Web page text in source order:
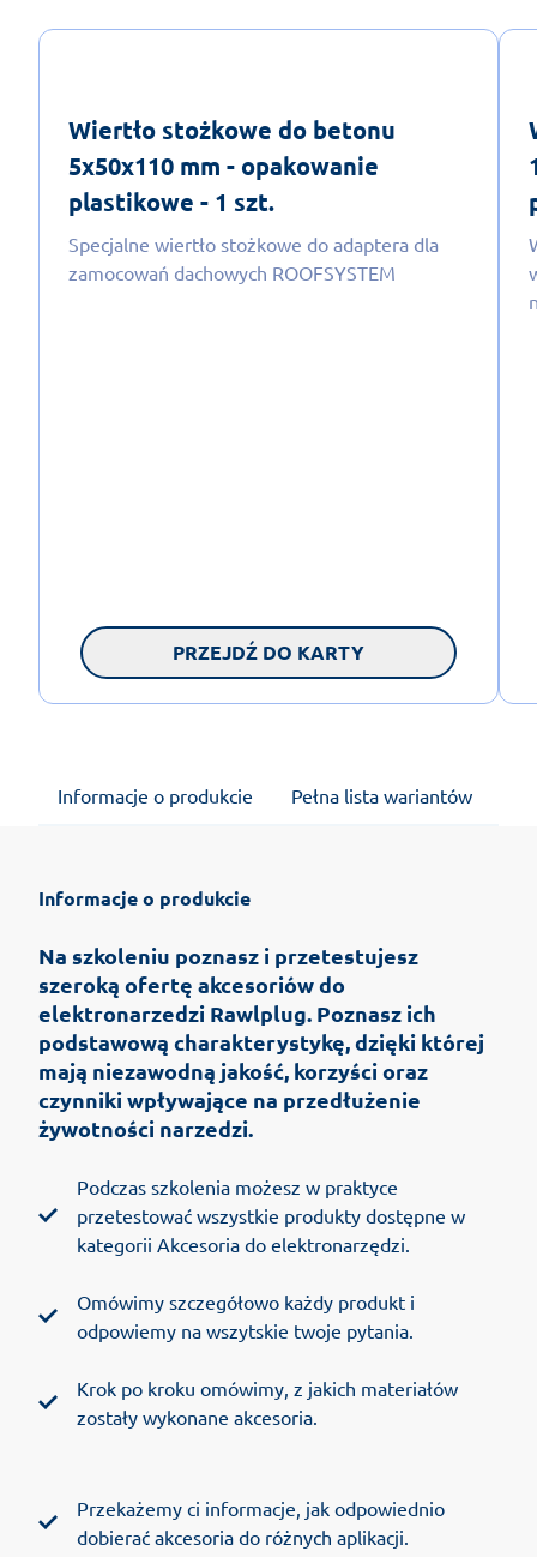
Wiertło stożkowe do betonu
5x50x110 mm - opakowanie
plastikowe - 1 szt.
Specjalne wiertło stożkowe do adaptera dla
zamocowań dachowych ROOFSYSTEM
PRZEJDŹ DO KARTY
Informacje o produkcie Pełna lista wariantów
Informacje o produkcie
Na szkoleniu poznasz i przetestujesz
szeroką ofertę akcesoriów do
elektronarzedzi Rawlplug. Poznasz ich
podstawową charakterystykę, dzięki której
mają niezawodną jakość, korzyści oraz
czynniki wpływające na przedłużenie
żywotności narzedzi.
Podczas szkolenia możesz w praktyce
przetestować wszystkie produkty dostępne w
kategorii Akcesoria do elektronarzędzi.
Omówimy szczegółowo każdy produkt i
odpowiemy na wszytskie twoje pytania.
Krok po kroku omówimy, z jakich materiałów
zostały wykonane akcesoria.
Przekażemy ci informacje, jak odpowiednio
dobierać akcesoria do różnych aplikacji.